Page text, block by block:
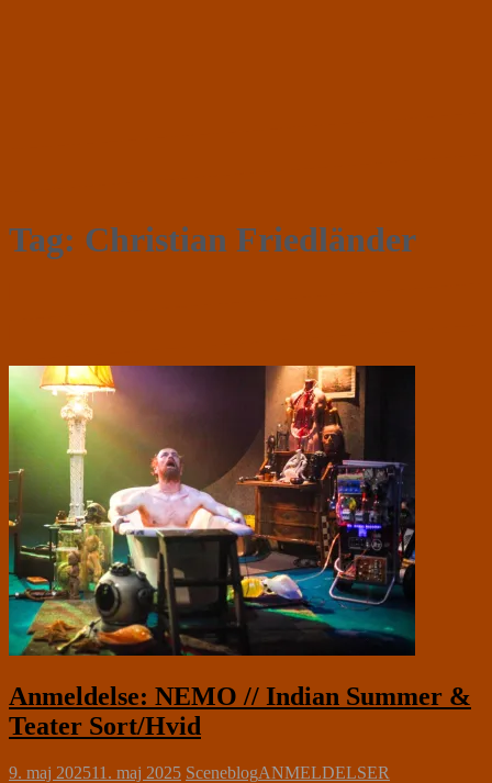
Tag: Christian Friedländer
Anmeldelse: NEMO // Indian Summer &
Teater Sort/Hvid
9. maj 202511. maj 2025 SceneblogANMELDELSER